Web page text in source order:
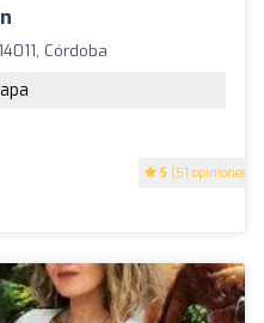
5 (51 opiniones)
Córdoba